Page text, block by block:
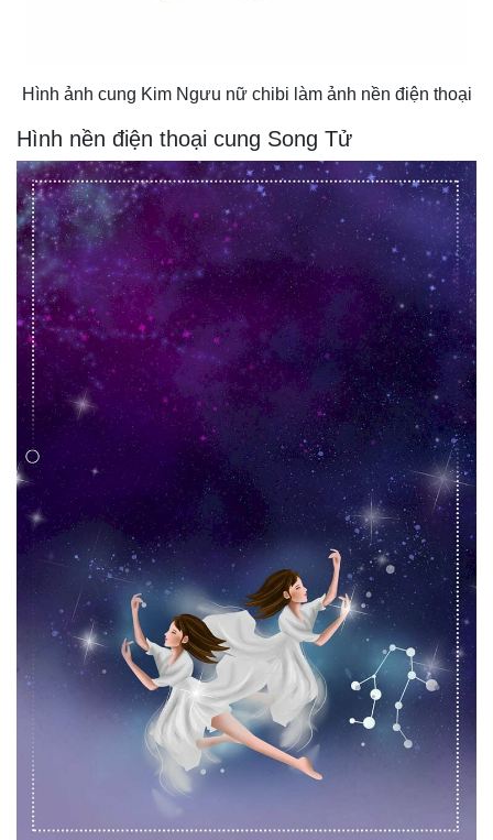
Hình ảnh cung Kim Ngưu nữ chibi làm ảnh nền điện thoại
Hình nền điện thoại cung Song Tử